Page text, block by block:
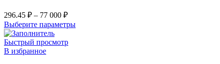
296.45 ₽ – 77 000 ₽
Выберите параметры
Быстрый просмотр
В избранное